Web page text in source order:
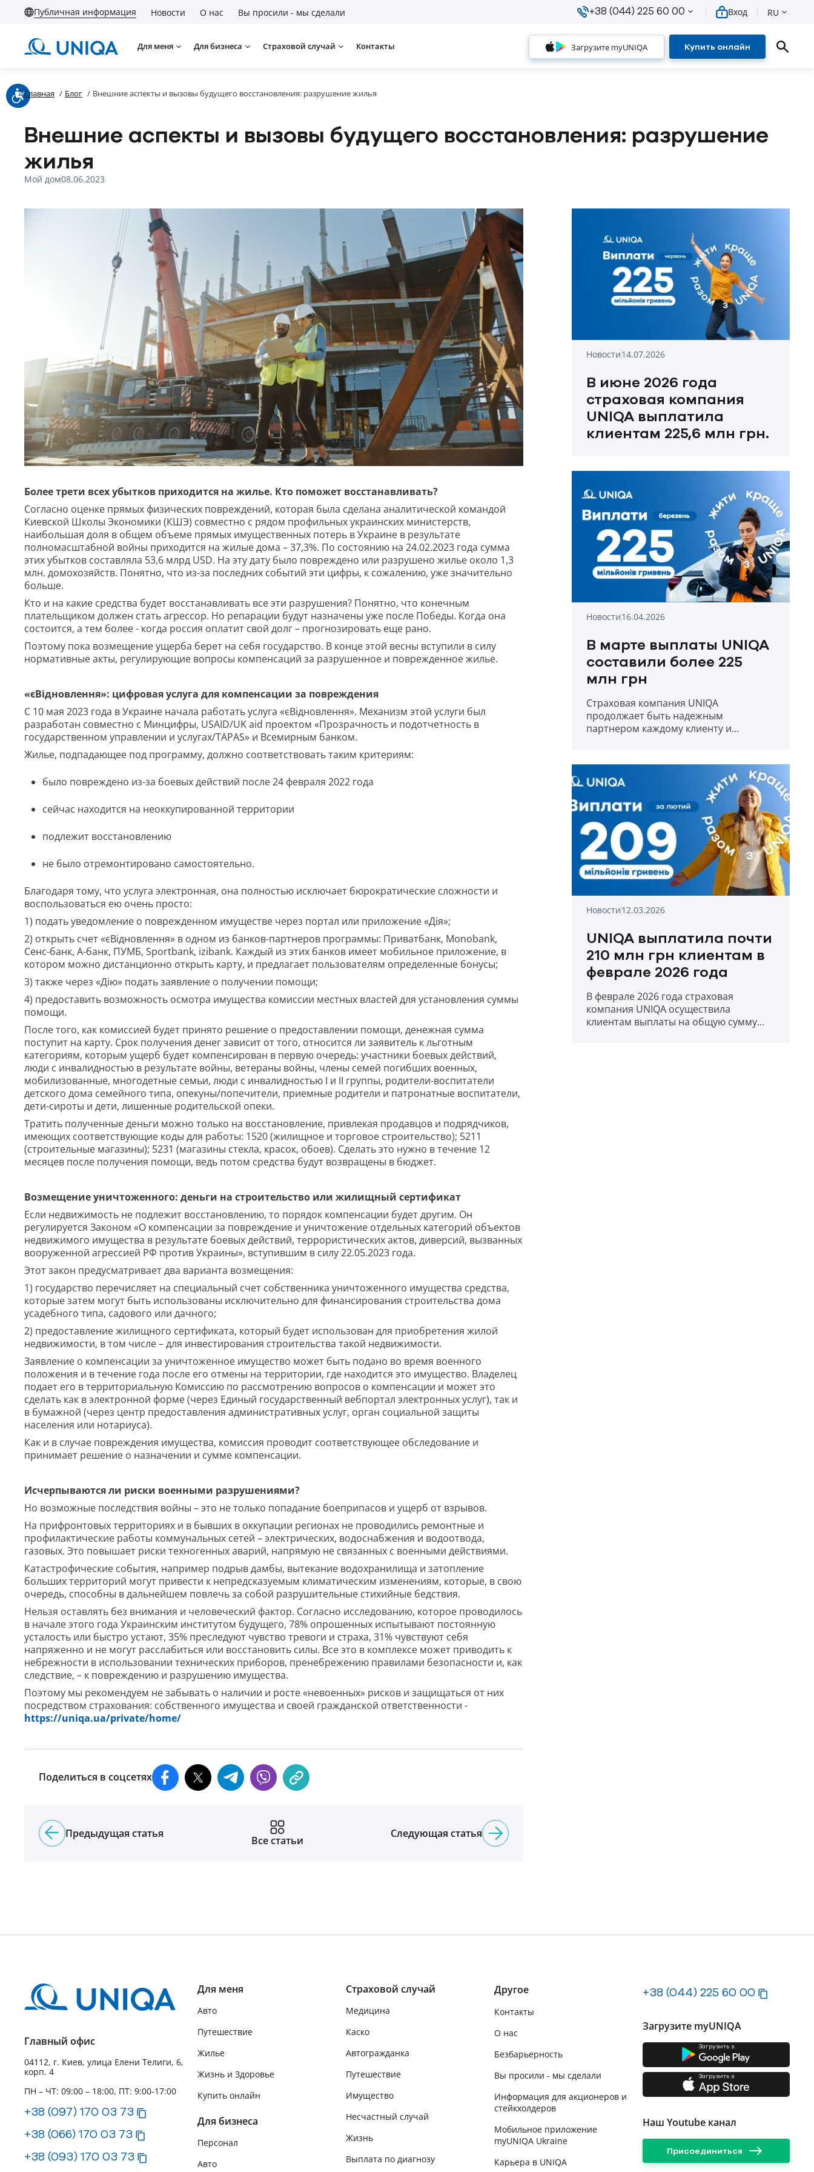
Публичная информация Новости О нас Вы просили - мы сделали +38 (044) 225 60 00 Вход RU
Для меня Для бизнеса Страховой случай Контакты Загрузите myUNIQA Купить онлайн
Главная / Блог / Внешние аспекты и вызовы будущего восстановления: разрушение жилья
Внешние аспекты и вызовы будущего восстановления: разрушение
жилья
Мой дом08.06.2023
Более трети всех убытков приходится на жилье. Кто поможет восстанавливать?
Согласно оценке прямых физических повреждений, которая была сделана аналитической командой
Киевской Школы Экономики (КШЭ) совместно с рядом профильных украинских министерств,
наибольшая доля в общем объеме прямых имущественных потерь в Украине в результате
полномасштабной войны приходится на жилые дома – 37,3%. По состоянию на 24.02.2023 года сумма
этих убытков составляла 53,6 млрд USD. На эту дату было повреждено или разрушено жилье около 1,3
млн. домохозяйств. Понятно, что из-за последних событий эти цифры, к сожалению, уже значительно
больше.
Кто и на какие средства будет восстанавливать все эти разрушения? Понятно, что конечным
плательщиком должен стать агрессор. Но репарации будут назначены уже после Победы. Когда она
состоится, а тем более - когда россия оплатит свой долг – прогнозировать еще рано.
Поэтому пока возмещение ущерба берет на себя государство. В конце этой весны вступили в силу
нормативные акты, регулирующие вопросы компенсаций за разрушенное и поврежденное жилье.
«єВідновлення»: цифровая услуга для компенсации за повреждения
С 10 мая 2023 года в Украине начала работать услуга «єВідновлення». Механизм этой услуги был
разработан совместно с Минцифры, USAID/UK aid проектом «Прозрачность и подотчетность в
государственном управлении и услугах/TAPAS» и Всемирным банком.
Жилье, подпадающее под программу, должно соответствовать таким критериям:
было повреждено из-за боевых действий после 24 февраля 2022 года
сейчас находится на неоккупированной территории
подлежит восстановлению
не было отремонтировано самостоятельно.
Благодаря тому, что услуга электронная, она полностью исключает бюрократические сложности и
воспользоваться ею очень просто:
1) подать уведомление о поврежденном имуществе через портал или приложение «Дія»;
2) открыть счет «єВідновлення» в одном из банков-партнеров программы: Приватбанк, Monobank,
Сенс-банк, А-банк, ПУМБ, Sportbank, izibank. Каждый из этих банков имеет мобильное приложение, в
котором можно дистанционно открыть карту, и предлагает пользователям определенные бонусы;
3) также через «Дію» подать заявление о получении помощи;
4) предоставить возможность осмотра имущества комиссии местных властей для установления суммы
помощи.
После того, как комиссией будет принято решение о предоставлении помощи, денежная сумма
поступит на карту. Срок получения денег зависит от того, относится ли заявитель к льготным
категориям, которым ущерб будет компенсирован в первую очередь: участники боевых действий,
люди с инвалидностью в результате войны, ветераны войны, члены семей погибших военных,
мобилизованные, многодетные семьи, люди с инвалидностью I и II группы, родители-воспитатели
детского дома семейного типа, опекуны/попечители, приемные родители и патронатные воспитатели,
дети-сироты и дети, лишенные родительской опеки.
Тратить полученные деньги можно только на восстановление, привлекая продавцов и подрядчиков,
имеющих соответствующие коды для работы: 1520 (жилищное и торговое строительство); 5211
(строительные магазины); 5231 (магазины стекла, красок, обоев). Сделать это нужно в течение 12
месяцев после получения помощи, ведь потом средства будут возвращены в бюджет.
Возмещение уничтоженного: деньги на строительство или жилищный сертификат
Если недвижимость не подлежит восстановлению, то порядок компенсации будет другим. Он
регулируется Законом «О компенсации за повреждение и уничтожение отдельных категорий объектов
недвижимого имущества в результате боевых действий, террористических актов, диверсий, вызванных
вооруженной агрессией РФ против Украины», вступившим в силу 22.05.2023 года.
Этот закон предусматривает два варианта возмещения:
1) государство перечисляет на специальный счет собственника уничтоженного имущества средства,
которые затем могут быть использованы исключительно для финансирования строительства дома
усадебного типа, садового или дачного;
2) предоставление жилищного сертификата, который будет использован для приобретения жилой
недвижимости, в том числе – для инвестирования строительства такой недвижимости.
Заявление о компенсации за уничтоженное имущество может быть подано во время военного
положения и в течение года после его отмены на территории, где находится это имущество. Владелец
подает его в территориальную Комиссию по рассмотрению вопросов о компенсации и может это
сделать как в электронной форме (через Единый государственный вебпортал электронных услуг), так и
в бумажной (через центр предоставления административных услуг, орган социальной защиты
населения или нотариуса).
Как и в случае повреждения имущества, комиссия проводит соответствующее обследование и
принимает решение о назначении и сумме компенсации.
Исчерпываются ли риски военными разрушениями?
Но возможные последствия войны – это не только попадание боеприпасов и ущерб от взрывов.
На прифронтовых территориях и в бывших в оккупации регионах не проводились ремонтные и
профилактические работы коммунальных сетей – электрических, водоснабжения и водоотвода,
газовых. Это повышает риски техногенных аварий, напрямую не связанных с военными действиями.
Катастрофические события, например подрыв дамбы, вытекание водохранилища и затопление
больших территорий могут привести к непредсказуемым климатическим изменениям, которые, в свою
очередь, способны в дальнейшем повлечь за собой разрушительные стихийные бедствия.
Нельзя оставлять без внимания и человеческий фактор. Согласно исследованию, которое проводилось
в начале этого года Украинским институтом будущего, 78% опрошенных испытывают постоянную
усталость или быстро устают, 35% преследуют чувство тревоги и страха, 31% чувствуют себя
напряженно и не могут расслабиться или восстановить силы. Все это в комплексе может приводить к
небрежности в использовании технических приборов, пренебрежению правилами безопасности и, как
следствие, – к повреждению и разрушению имущества.
Поэтому мы рекомендуем не забывать о наличии и росте «невоенных» рисков и защищаться от них
посредством страхования: собственного имущества и своей гражданской ответственности -
https://uniqa.ua/private/home/
Поделиться в соцсетях
Предыдущая статья
Все статьи
Следующая статья
Новости14.07.2026
В июне 2026 года
страховая компания
UNIQA выплатила
клиентам 225,6 млн грн.
Новости16.04.2026
В марте выплаты UNIQA
составили более 225
млн грн
Страховая компания UNIQA
продолжает быть надежным
партнером каждому клиенту и
Новости12.03.2026
UNIQA выплатила почти
210 млн грн клиентам в
феврале 2026 года
В феврале 2026 года страховая
компания UNIQA осуществила
клиентам выплаты на общую сумму
Главный офис
04112, г. Киев, улица Елени Телиги, 6,
корп. 4
ПН – ЧТ: 09:00 – 18:00, ПТ: 9:00-17:00
+38 (097) 170 03 73
+38 (066) 170 03 73
+38 (093) 170 03 73
Для меня
Авто
Путешествие
Жилье
Жизнь и Здоровье
Купить онлайн
Для бизнеса
Персонал
Авто
Страховой случай
Медицина
Каско
Автогражданка
Путешествие
Имущество
Несчастный случай
Жизнь
Выплата по диагнозу
Другое
Контакты
О нас
Безбарьерность
Вы просили - мы сделали
Информация для акционеров и
стейкхолдеров
Мобильное приложение
myUNIQA Ukraine
Карьера в UNIQA
+38 (044) 225 60 00
Загрузите myUNIQA
Загрузить з
Загрузить з
Наш Youtube канал
Присоединиться